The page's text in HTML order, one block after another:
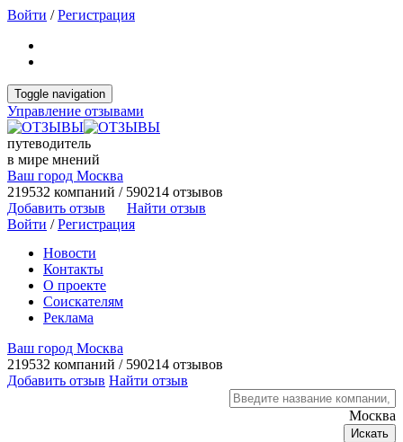
Войти /Регистрация
Toggle navigation
Управление отзывами
путеводитель
в мире мнений
Ваш город Москва
219532 компаний / 590214 отзывов
Добавить отзыв
Найти отзыв
Войти /Регистрация
Новости
Контакты
О проекте
Соискателям
Реклама
Ваш город Москва
219532 компаний / 590214 отзывов
Добавить отзыв Найти отзыв
Москва
Искать